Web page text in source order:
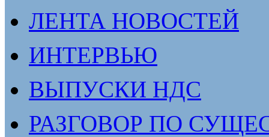
ЛЕНТА НОВОСТЕЙ
ИНТЕРВЬЮ
ВЫПУСКИ НДС
РАЗГОВОР ПО